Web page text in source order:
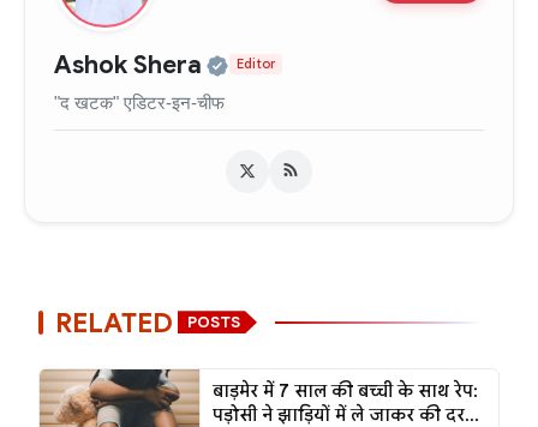
Ashok Shera Official | Verified Expert •
Editor
"द खटक" एडिटर-इन-चीफ
RELATED POSTS
बाड़मेर में 7 साल की बच्ची के साथ रेप:
पड़ोसी ने झाड़ियों में ले जाकर की दर...